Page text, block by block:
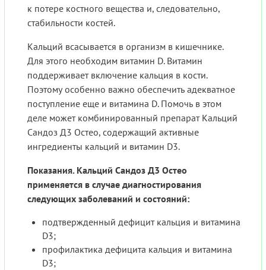
к потере костного вещества и, следовательно,
стабильности костей.
Кальций всасывается в организм в кишечнике.
Для этого необходим витамин D. Витамин
поддерживает включение кальция в кости.
Поэтому особенно важно обеспечить адекватное
поступление еще и витамина D. Помочь в этом
деле может комбинированный препарат Кальций
Сандоз Д3 Остео, содержащий активные
ингредиенты кальций и витамин D3.
Показания. Кальций Сандоз Д3 Остео
применяется в случае диагностирования
следующих заболеваний и состояний:
подтвержденный дефицит кальция и витамина
D3;
профилактика дефицита кальция и витамина
D3;